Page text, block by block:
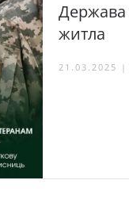
Держава
житла
21.03.2025